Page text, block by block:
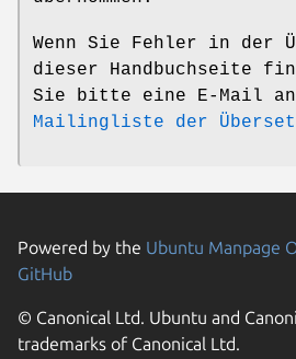
Wenn Sie Fehler in der
dieser Handbuchseite
Sie bitte eine E-Mail
Mailingliste der
Powered by the Ubuntu Manpage
GitHub
© Canonical Ltd. Ubuntu and
trademarks of Canonical Ltd.